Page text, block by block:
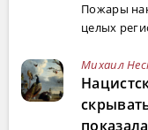
Пожары
целых
Михаил